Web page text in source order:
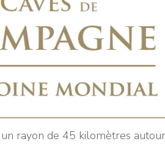
rayon de 45 kilomètres autour